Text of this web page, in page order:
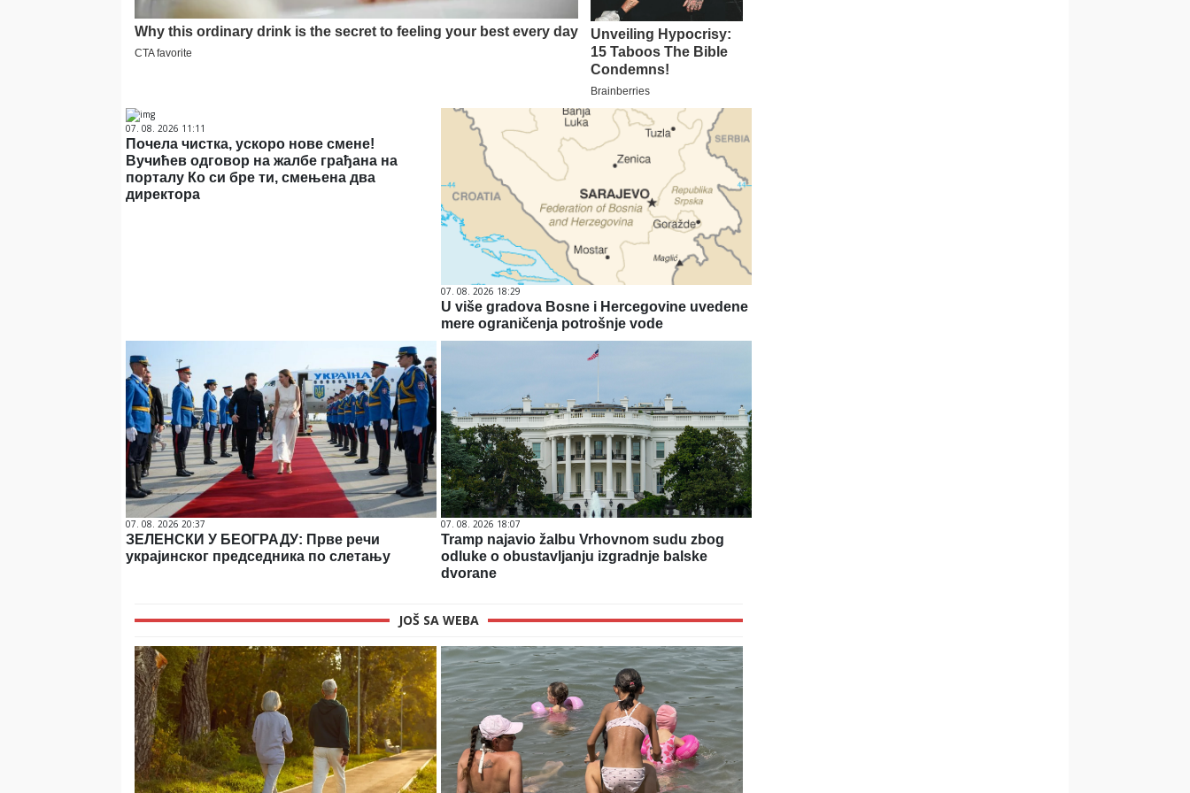
07. 08. 2026 11:11
Почела чистка, ускоро нове смене!
Вучићев одговор на жалбе грађана на
порталу Ко си бре ти, смењена два
директора
07. 08. 2026 18:29
U više gradova Bosne i Hercegovine uvedene
mere ograničenja potrošnje vode
07. 08. 2026 20:37
ЗЕЛЕНСКИ У БЕОГРАДУ: Прве речи
украјинског председника по слетању
07. 08. 2026 18:07
Tramp najavio žalbu Vrhovnom sudu zbog
odluke o obustavljanju izgradnje balske
dvorane
JOŠ SA WEBA